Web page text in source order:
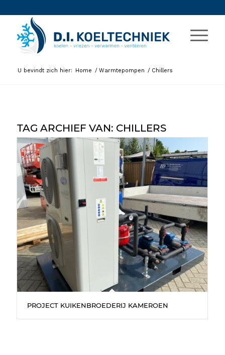
U bevindt zich hier: Home / Warmtepompen / Chillers
TAG ARCHIEF VAN: CHILLERS
PROJECT KUIKENBROEDERIJ KAMEROEN